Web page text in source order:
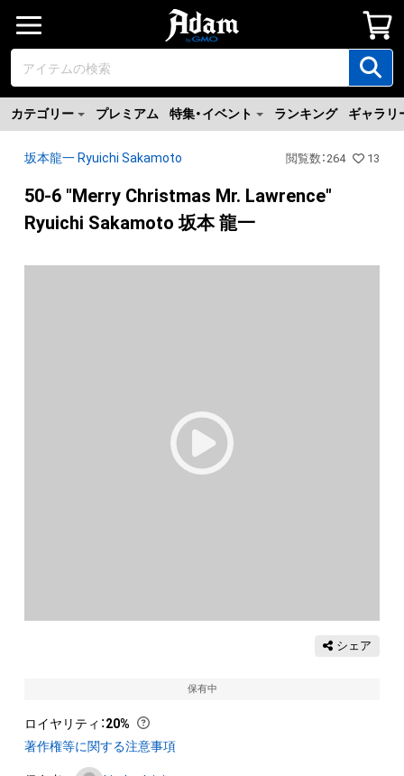
カテゴリー プレミアム 特集・イベント ランキング ギャラリ
坂本龍一 Ryuichi Sakamoto 閲覧数 ：264 13
50-6 "Merry Christmas Mr. Lawrence"
Ryuichi Sakamoto 坂本 龍一
シェア
保有中
ロイヤリティ ：20%
著作権等に関する注意事項